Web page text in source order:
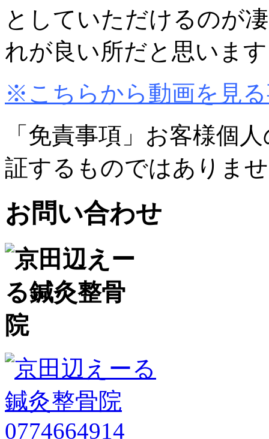
としていただけるのが
れが良い所だと思いま
※こちらから動画を見
「免責事項」お客様個
証するものではありま
お問い合わせ